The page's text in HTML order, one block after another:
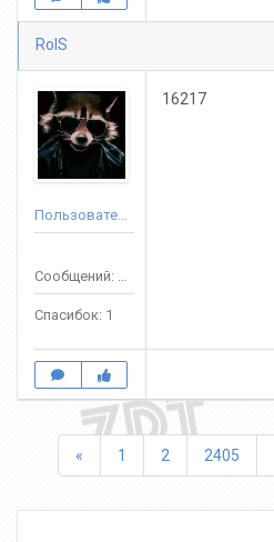
RolS
Пользователь
Сообщений: 72
Спасибок: 1
16217
« Назад1 2 2405